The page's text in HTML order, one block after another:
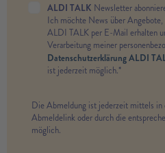
ALDI TALK Newsletter
Ich möchte News über
ALDI TALK per E-Mail erhalten
Verarbeitung meiner
Datenschutzerklärung ALDI
ist jederzeit möglich.*
Die Abmeldung ist jederzeit mittels in
Abmeldelink oder durch die
möglich.